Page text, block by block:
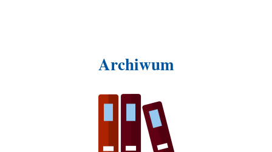
Archiwum